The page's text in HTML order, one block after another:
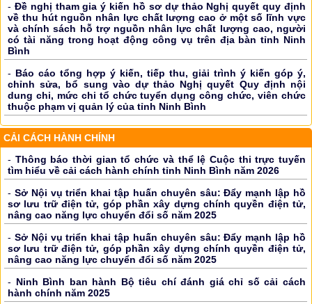
- Đề nghị tham gia ý kiến hồ sơ dự thảo Nghị quyết quy định
về thu hút nguồn nhân lực chất lượng cao ở một số lĩnh vực
và chính sách hỗ trợ nguồn nhân lực chất lượng cao, người
có tài năng trong hoạt động công vụ trên địa bàn tỉnh Ninh
Bình
- Báo cáo tổng hợp ý kiến, tiếp thu, giải trình ý kiến góp ý,
chỉnh sửa, bổ sung vào dự thảo Nghị quyết Quy định nội
dung chi, mức chi tổ chức tuyển dụng công chức, viên chức
thuộc phạm vị quản lý của tỉnh Ninh Bình
CẢI CÁCH HÀNH CHÍNH
- Thông báo thời gian tổ chức và thể lệ Cuộc thi trực tuyến
tìm hiểu về cải cách hành chính tỉnh Ninh Bình năm 2026
- Sở Nội vụ triển khai tập huấn chuyên sâu: Đẩy mạnh lập hồ
sơ lưu trữ điện tử, góp phần xây dựng chính quyền điện tử,
nâng cao năng lực chuyển đổi số năm 2025
- Sở Nội vụ triển khai tập huấn chuyên sâu: Đẩy mạnh lập hồ
sơ lưu trữ điện tử, góp phần xây dựng chính quyền điện tử,
nâng cao năng lực chuyển đổi số năm 2025
- Ninh Bình ban hành Bộ tiêu chí đánh giá chỉ số cải cách
hành chính năm 2025